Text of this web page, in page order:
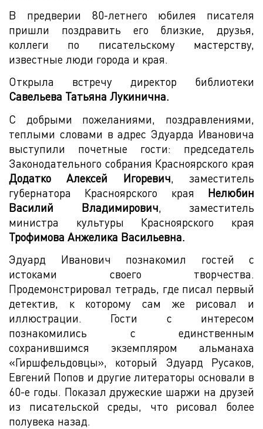
В предверии 80-летнего юбилея писателя
пришли поздравить его близкие, друзья,
коллеги по писательскому мастерству,
известные люди города и края.
Открыла встречу директор библиотеки
Савельева Татьяна Лукинична.
С добрыми пожеланиями, поздравлениями,
теплыми словами в адрес Эдуарда Ивановича
выступили почетные гости: председатель
Законодательного собрания Красноярского края
Додатко Алексей Игоревич, заместитель
губернатора Красноярского края Нелюбин
Василий Владимирович, заместитель
министра культуры Красноярского края
Трофимова Анжелика Васильевна.
Эдуард Иванович познакомил гостей с
истоками своего творчества.
Продемонстрировал тетрадь, где писал первый
детектив, к которому сам же рисовал и
иллюстрации. Гости с интересом
познакомились с единственным
сохранившимся экземпляром альманаха
«Гиршфельдовцы», который Эдуард Русаков,
Евгений Попов и другие литераторы основали в
60-е годы. Показал дружеские шаржи на друзей
из писательской среды, что рисовал более
полувека назад.